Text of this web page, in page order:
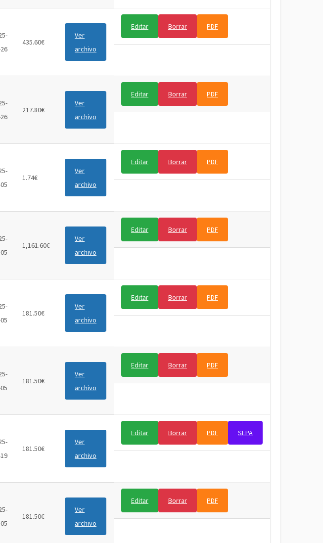
435.60€
Ver
archivo
Editar Borrar PDF
217.80€
Ver
archivo
Editar Borrar PDF
1.74€
Ver
archivo
Editar Borrar PDF
1,161.60€
Ver
archivo
Editar Borrar PDF
181.50€
Ver
archivo
Editar Borrar PDF
181.50€
Ver
archivo
Editar Borrar PDF
181.50€
Ver
archivo
Editar Borrar PDF SEPA
181.50€
Ver
archivo
Editar Borrar PDF